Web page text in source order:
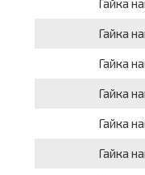
Гайка
Гайка
Гайка
Гайка
Гайка
Гайка